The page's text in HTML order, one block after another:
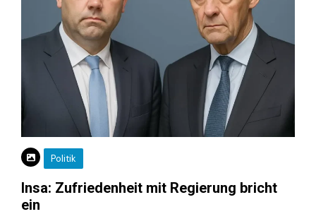
Politik
Insa: Zufriedenheit mit Regierung bricht
ein